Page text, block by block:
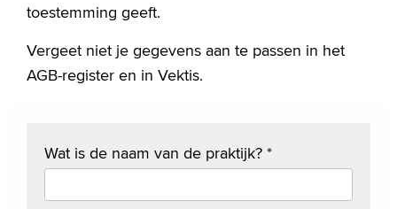
toestemming geeft.
Vergeet niet je gegevens aan te passen in het
AGB-register en in Vektis.
Wat is de naam van de praktijk? *